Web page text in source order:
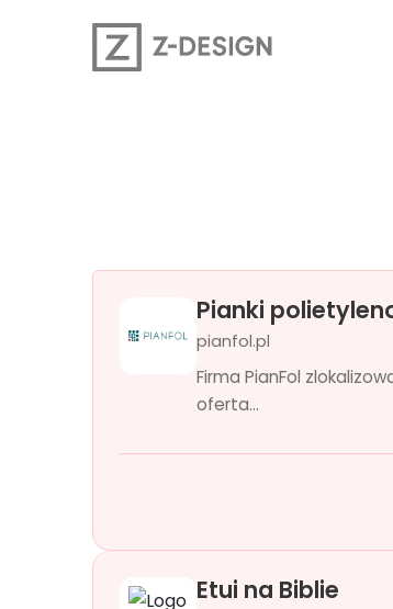
Pianki
pianfol.pl
Firma PianFol
oferta...
Etui na Biblie